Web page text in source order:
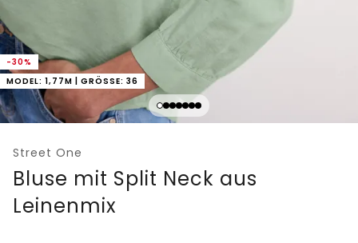
-30%
MODEL: 1,77M | GRÖSSE: 36
Street One
Bluse mit Split Neck aus
Leinenmix